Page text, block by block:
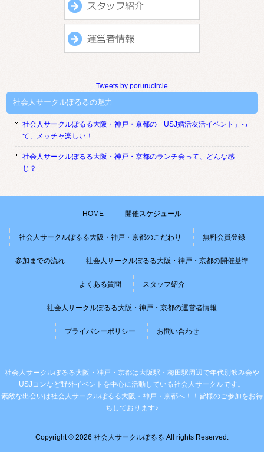
Tweets by porurucircle
社会人サークルぽるるの魅力
社会人サークルぽるる大阪・神戸・京都の「USJ婚活友活イベント」っ
て、メッチャ楽しい！
社会人サークルぽるる大阪・神戸・京都のランチ会って、どんな感
じ？
HOME 開催スケジュール
社会人サークルぽるる大阪・神戸・京都のこだわり 無料会員登録
参加までの流れ 社会人サークルぽるる大阪・神戸・京都の開催基準
よくある質問 スタッフ紹介
社会人サークルぽるる大阪・神戸・京都の運営者情報
プライバシーポリシー お問い合わせ
社会人サークルぽるる大阪・神戸・京都は大阪駅・梅田駅周辺で年代別飲み会や
USJコンなど野外イベントを中心に活動している社会人サークルです。
素敵な出会いは社会人サークルぽるる大阪・神戸・京都へ！！皆様のご参加をお待
ちしております♪
Copyright © 2026 社会人サークルぽるる All rights Reserved.